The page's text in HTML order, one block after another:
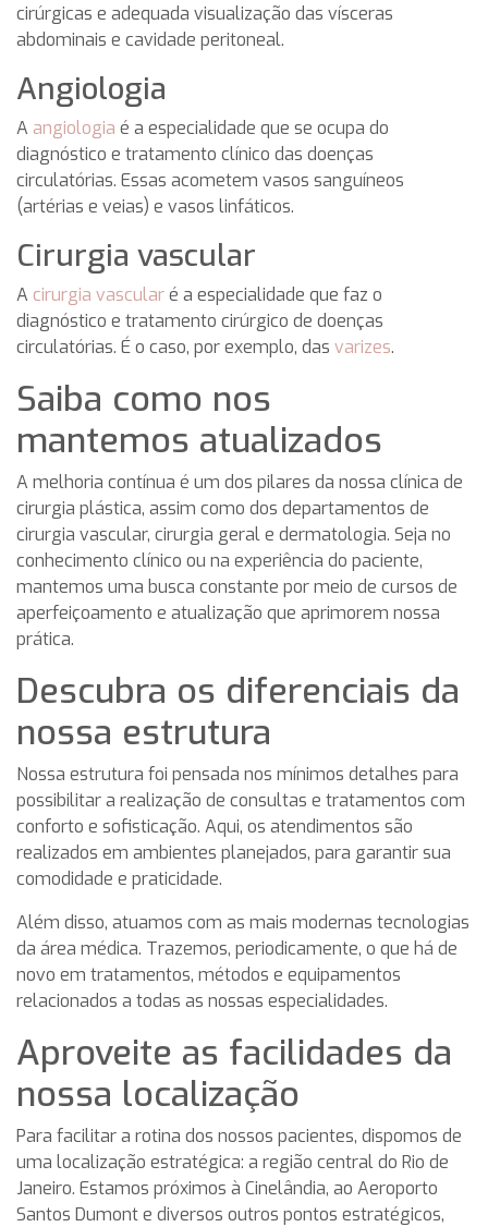
cirúrgicas e adequada visualização das vísceras
abdominais e cavidade peritoneal.
Angiologia
A angiologia é a especialidade que se ocupa do
diagnóstico e tratamento clínico das doenças
circulatórias. Essas acometem vasos sanguíneos
(artérias e veias) e vasos linfáticos.
Cirurgia vascular
A cirurgia vascularé a especialidade que faz o
diagnóstico e tratamento cirúrgico de doenças
circulatórias. É o caso, por exemplo, das varizes.
Saiba como nos
mantemos atualizados
A melhoria contínua é um dos pilares da nossa clínica de
cirurgia plástica, assim como dos departamentos de
cirurgia vascular, cirurgia geral e dermatologia. Seja no
conhecimento clínico ou na experiência do paciente,
mantemos uma busca constante por meio de cursos de
aperfeiçoamento e atualização que aprimorem nossa
prática.
Descubra os diferenciais da
nossa estrutura
Nossa estrutura foi pensada nos mínimos detalhes para
possibilitar a realização de consultas e tratamentos com
conforto e sofisticação. Aqui, os atendimentos são
realizados em ambientes planejados, para garantir sua
comodidade e praticidade.
Além disso, atuamos com as mais modernas tecnologias
da área médica. Trazemos, periodicamente, o que há de
novo em tratamentos, métodos e equipamentos
relacionados a todas as nossas especialidades.
Aproveite as facilidades da
nossa localização
Para facilitar a rotina dos nossos pacientes, dispomos de
uma localização estratégica: a região central do Rio de
Janeiro. Estamos próximos à Cinelândia, ao Aeroporto
Santos Dumont e diversos outros pontos estratégicos,